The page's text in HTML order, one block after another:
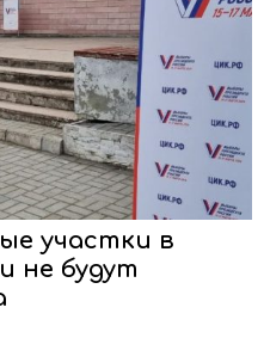
участки в
не будут